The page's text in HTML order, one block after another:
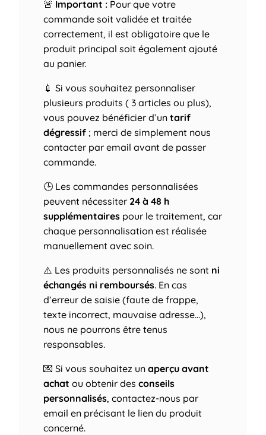
🚨 Important : Pour que votre
commande soit validée et traitée
correctement, il est obligatoire que le
produit principal soit également ajouté
au panier.
💉 Si vous souhaitez personnaliser
plusieurs produits ( 3 articles ou plus),
vous pouvez bénéficier d’un tarif
dégressif ; merci de simplement nous
contacter par email avant de passer
commande.
🕒 Les commandes personnalisées
peuvent nécessiter 24 à 48 h
supplémentaires pour le traitement, car
chaque personnalisation est réalisée
manuellement avec soin.
⚠️ Les produits personnalisés ne sont ni
échangés ni remboursés. En cas
d’erreur de saisie (faute de frappe,
texte incorrect, mauvaise adresse…),
nous ne pourrons être tenus
responsables.
💌 Si vous souhaitez un aperçu avant
achat ou obtenir des conseils
personnalisés, contactez-nous par
email en précisant le lien du produit
concerné.